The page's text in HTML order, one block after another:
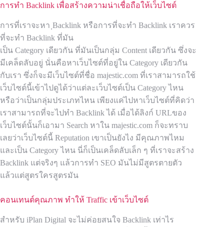
การทำ Backlink เพื่อสร้างความน่าเชื่อถือให้เว็บไซต์
การที่เราจะหา ฺBacklink หรือการที่จะทำ Backlink เราควร
ที่จะทำ Backlink ที่มัน
เป็น Category เดียวกัน ที่มันเป็นกลุ่ม Content เดียวกัน ซึ่งจะ
มีเคล็ดลับอยู่ นั่นคือหาเว็บไซต์ที่อยู่ใน Category เดียวกัน
กับเรา ซึ่งก็จะมีเว็บไซต์ที่ชื่อ majestic.com ที่เราสามารถใช้
เว็บไซต์นี้เข้าไปดูได้ว่าแต่ละเว็บไซต์เป็น Category ไหน
หรือว่าเป็นกลุ่มประเภทไหน เพียงแค่ไปหาเว็บไซต์ที่คิดว่า
เราสามารถที่จะไปทำ Backlink ได้ เมื่อได้ลิงก์ URLของ
เว็บไซต์นั้นก็เอามา Search หาใน majestic.com ก็จะทราบ
เลยว่าเว็บไซต์นี้ Reputation เขาเป็นยังไง มีคุณภาพไหม
และเป็น Category ไหน นี่ก็เป็นเคล็ดลับเล็ก ๆ ที่เราจะสร้าง
Backlink แต่จริงๆ แล้วการทำ SEO มันไม่มีสูตรตายตัว
แล้วแต่สูตรใครสูตรมัน
คอนเทนต์คุณภาพ ทำให้ Traffic เข้าเว็บไซต์
สำหรับ iPlan Digital จะไม่ค่อยสนใจ Backlink เท่าไร